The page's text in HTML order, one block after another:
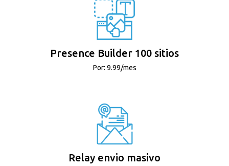
Presence Builder 100 sitios
Por: 9.99/mes
Relay envio masivo